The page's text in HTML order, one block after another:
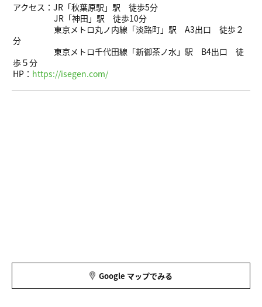
アクセス：JR「秋葉原駅」駅 徒歩5分
JR「神田」駅 徒歩10分
東京メトロ丸ノ内線「淡路町」駅 A3出口 徒歩２
分
東京メトロ千代田線「新御茶ノ水」駅 B4出口 徒
歩５分
HP： https://isegen.com/
Google マップでみる